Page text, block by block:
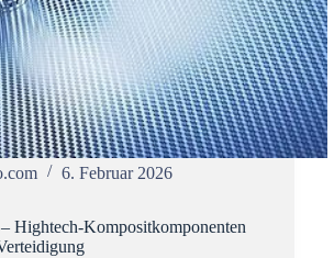
6. Februar 2026
Hightech-Kompositkomponenten